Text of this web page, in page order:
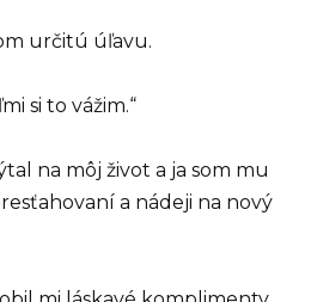
určitú úľavu.
si to vážim.“
na môj život a ja som mu
a nádeji na nový